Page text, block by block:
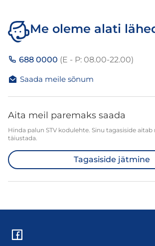
Me oleme alati
688 0000 (E - P: 08.00-22.00)
Saada meile sõnum
Aita meil paremaks saada
Hinda palun STV kodulehte. Sinu tagasiside
täiustada.
Tagasiside jätmine